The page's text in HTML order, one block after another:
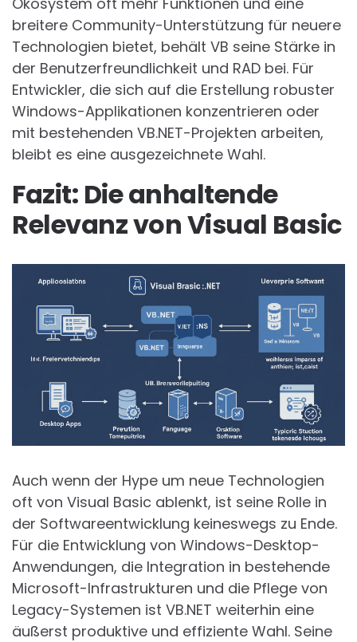
breitere Community-Unterstützung für neuere
Technologien bietet, behält VB seine Stärke in
der Benutzerfreundlichkeit und RAD bei. Für
Entwickler, die sich auf die Erstellung robuster
Windows-Applikationen konzentrieren oder
mit bestehenden VB.NET-Projekten arbeiten,
bleibt es eine ausgezeichnete Wahl.
Fazit: Die anhaltende
Relevanz von Visual Basic
Auch wenn der Hype um neue Technologien
oft von Visual Basic ablenkt, ist seine Rolle in
der Softwareentwicklung keineswegs zu Ende.
Für die Entwicklung von Windows-Desktop-
Anwendungen, die Integration in bestehende
Microsoft-Infrastrukturen und die Pflege von
Legacy-Systemen ist VB.NET weiterhin eine
äußerst produktive und effiziente Wahl. Seine